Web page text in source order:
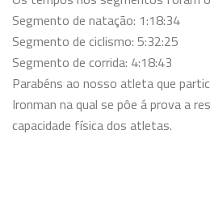
Segmento de natação: 1:18:34
Segmento de ciclismo: 5:32:25
Segmento de corrida: 4:18:43
Parabéns ao nosso atleta que
Ironman na qual se pôe á prova a
capacidade física dos atletas.